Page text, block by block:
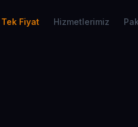
Tek Fiyat Hizmetlerimiz